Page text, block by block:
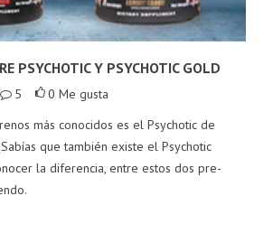
PSYCHOTIC Y PSYCHOTIC GOLD
5 0 Me gusta
más conocidos es el Psychotic de
que también existe el Psychotic
la diferencia, entre estos dos pre-